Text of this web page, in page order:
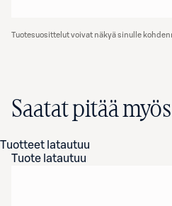
Tuotesuosittelut voivat näkyä sinulle
Saatat pitää
Tuotteet latautuu
Tuote latautuu